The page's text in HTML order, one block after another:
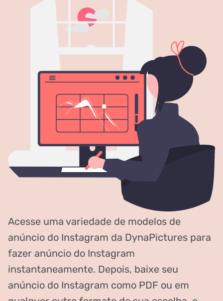
Acesse uma variedade de modelos de
anúncio do Instagram da DynaPictures para
fazer anúncio do Instagram
instantaneamente. Depois, baixe seu
anúncio do Instagram como PDF ou em